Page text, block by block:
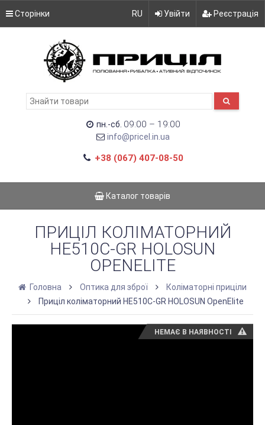
Сторінки RU Увійти Реєстрація
пн.-сб. 09:00 – 19:00
info@pricel.in.ua
+38 (067) 407-08-50
Каталог товарів
ПРИЦІЛ КОЛІМАТОРНИЙ
HE510C-GR HOLOSUN
ОРЕNELITE
Головна Оптика для зброї
Коліматорні приціли
Приціл коліматорний HE510C-GR HOLOSUN ОреnElite
НЕМАЄ В НАЯВНОСТІ